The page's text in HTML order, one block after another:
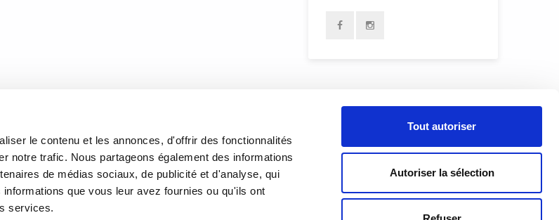
le contenu et les annonces, d'offrir des fonctionnalités
notre trafic. Nous partageons également des informations
de médias sociaux, de publicité et d'analyse, qui
que vous leur avez fournies ou qu'ils ont
services.
Tout autoriser
Autoriser la sélection
QC
Lundi au mercredi: 9h00 à 18h00
Jeudi et vendredi:9h00 à 21h00
Samedi: 9h00 à 17h00
Dimanche :10h00 à 17h00
À PROPOS
ÉQUIPE